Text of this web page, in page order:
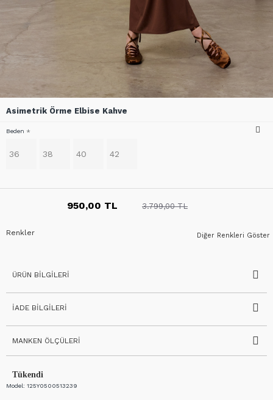
Asimetrik Örme Elbise Kahve
Tükendi
Model: 125Y0500513239
950,00 TL 3.799,00 TL
Beden
36 38 40 42
Diğer Renkleri Göster
Renkler
ÜRÜN BILGILERI
İADE BILGILERI
MANKEN ÖLÇÜLERI